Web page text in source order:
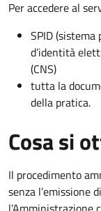
Per accedere al
SPID
d’identità
(CNS)
tutta la
della pratica.
Cosa si
Il procedimento
senza l’emissione